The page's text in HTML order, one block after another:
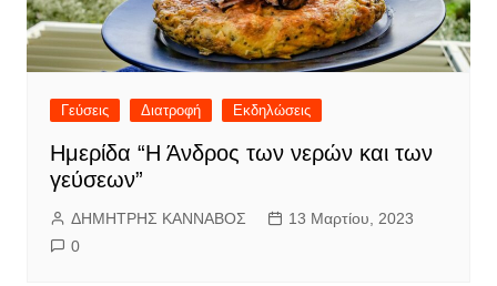
Γεύσεις Διατροφή Εκδηλώσεις
Ημερίδα “Η Άνδρος των νερών και των
γεύσεων”
ΔΗΜΗΤΡΗΣ ΚΑΝΝΑΒΟΣ
13 Μαρτίου, 2023
0